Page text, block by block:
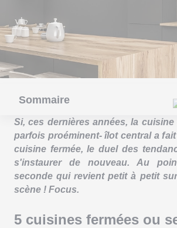
Sommaire
Si, ces dernières années, la
parfois proéminent- îlot central a
cuisine fermée, le duel des
s'instaurer de nouveau. Au
seconde qui revient petit à petit
scène ! Focus.
5 cuisines fermées ou